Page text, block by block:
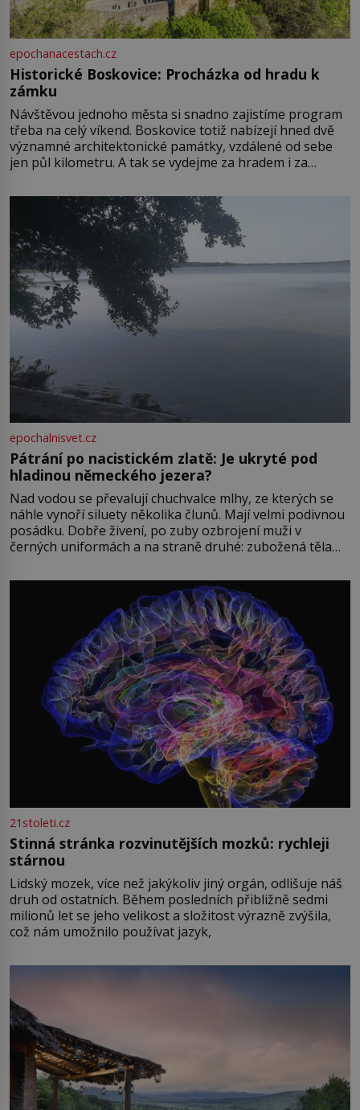
epochanacestach.cz
Historické Boskovice: Procházka od hradu k
zámku
Návštěvou jednoho města si snadno zajistíme program
třeba na celý víkend. Boskovice totiž nabízejí hned dvě
významné architektonické památky, vzdálené od sebe
jen půl kilometru. A tak se vydejme za hradem i za
Boskovice na okraji Drahanské vrchoviny vznikla někdy
ve13. století, a už v roce 1313 kronikáři zaznamenali
epochalnisvet.cz
Pátrání po nacistickém zlatě: Je ukryté pod
hladinou německého jezera?
Nad vodou se převalují chuchvalce mlhy, ze kterých se
náhle vynoří siluety několika člunů. Mají velmi podivnou
posádku. Dobře živení, po zuby ozbrojení muži v
černých uniformách a na straně druhé: zubožená těla
přízračná scéna znamená? Je jaro roku 1945, druhá
světová válka se chýlí ke konci. Jezero Stolpsee
21stoleti.cz
Stinná stránka rozvinutějších mozků: rychleji
stárnou
Lidský mozek, více než jakýkoliv jiný orgán, odlišuje náš
druh od ostatních. Během posledních přibližně sedmi
milionů let se jeho velikost a složitost výrazně zvýšila,
což nám umožnilo používat jazyk,